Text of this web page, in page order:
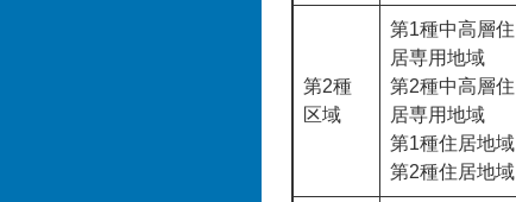
第2種
区域
第1種中高層住
居専用地域
第2種中高層住
居専用地域
第1種住居地域
第2種住居地域